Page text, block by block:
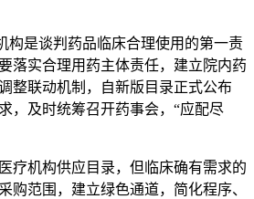
构是谈判药品临床合理使用的第一责
落实合理用药主体责任，建立院内药
整联动机制，自新版目录正式公布
，及时统筹召开药事会，“应配尽
疗机构供应目录，但临床确有需求的
购范围，建立绿色通道，简化程序、